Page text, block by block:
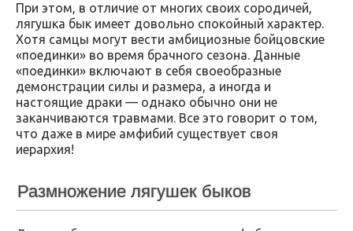
При этом, в отличие от многих своих сородичей,
лягушка бык имеет довольно спокойный характер.
Хотя самцы могут вести амбициозные бойцовские
«поединки» во время брачного сезона. Данные
«поединки» включают в себя своеобразные
демонстрации силы и размера, а иногда и
настоящие драки — однако обычно они не
заканчиваются травмами. Все это говорит о том,
что даже в мире амфибий существует своя
иерархия!
Размножение лягушек быков